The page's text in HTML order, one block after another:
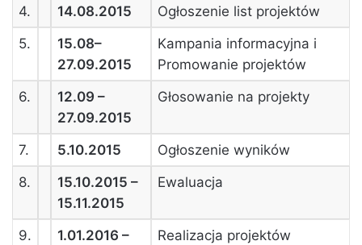
4.
14.08.2015
Ogłoszenie list projektów
5.
15.08–
27.09.2015
Kampania informacyjna i
Promowanie projektów
6.
12.09 –
27.09.2015
Głosowanie na projekty
7. 5.10.2015
Ogłoszenie wyników
8.
15.10.2015 –
15.11.2015
Ewaluacja
9.
1.01.2016 –
Realizacja projektów